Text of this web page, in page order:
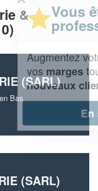
&
(SARL)
Bas
(SARL)
un
?
d'affaireset
gagnant de
plus